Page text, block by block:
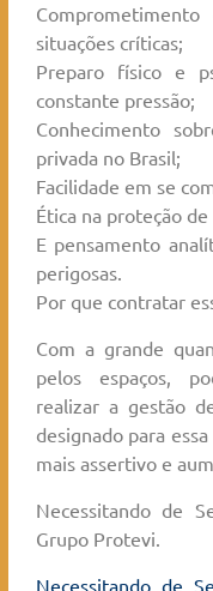
situações críticas;
Preparo físico e
constante pressão;
Conhecimento
privada no Brasil;
Facilidade em se
Ética na proteção
E pensamento
perigosas.
Por que contratar
Com a grande
pelos espaços,
realizar a gestão
designado para
mais assertivo e
Necessitando de
Grupo Protevi.
Necessitando de